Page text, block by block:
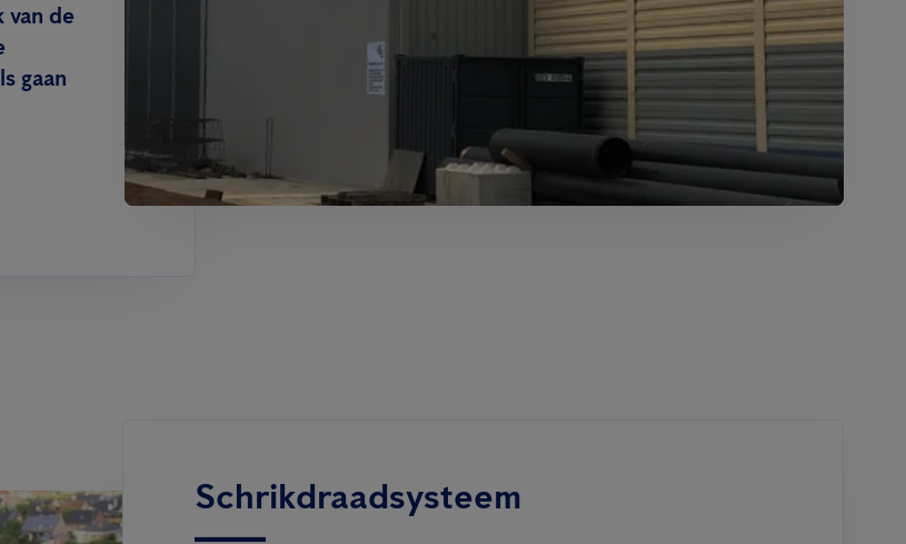
van de
gaan
Schrikdraadsysteem